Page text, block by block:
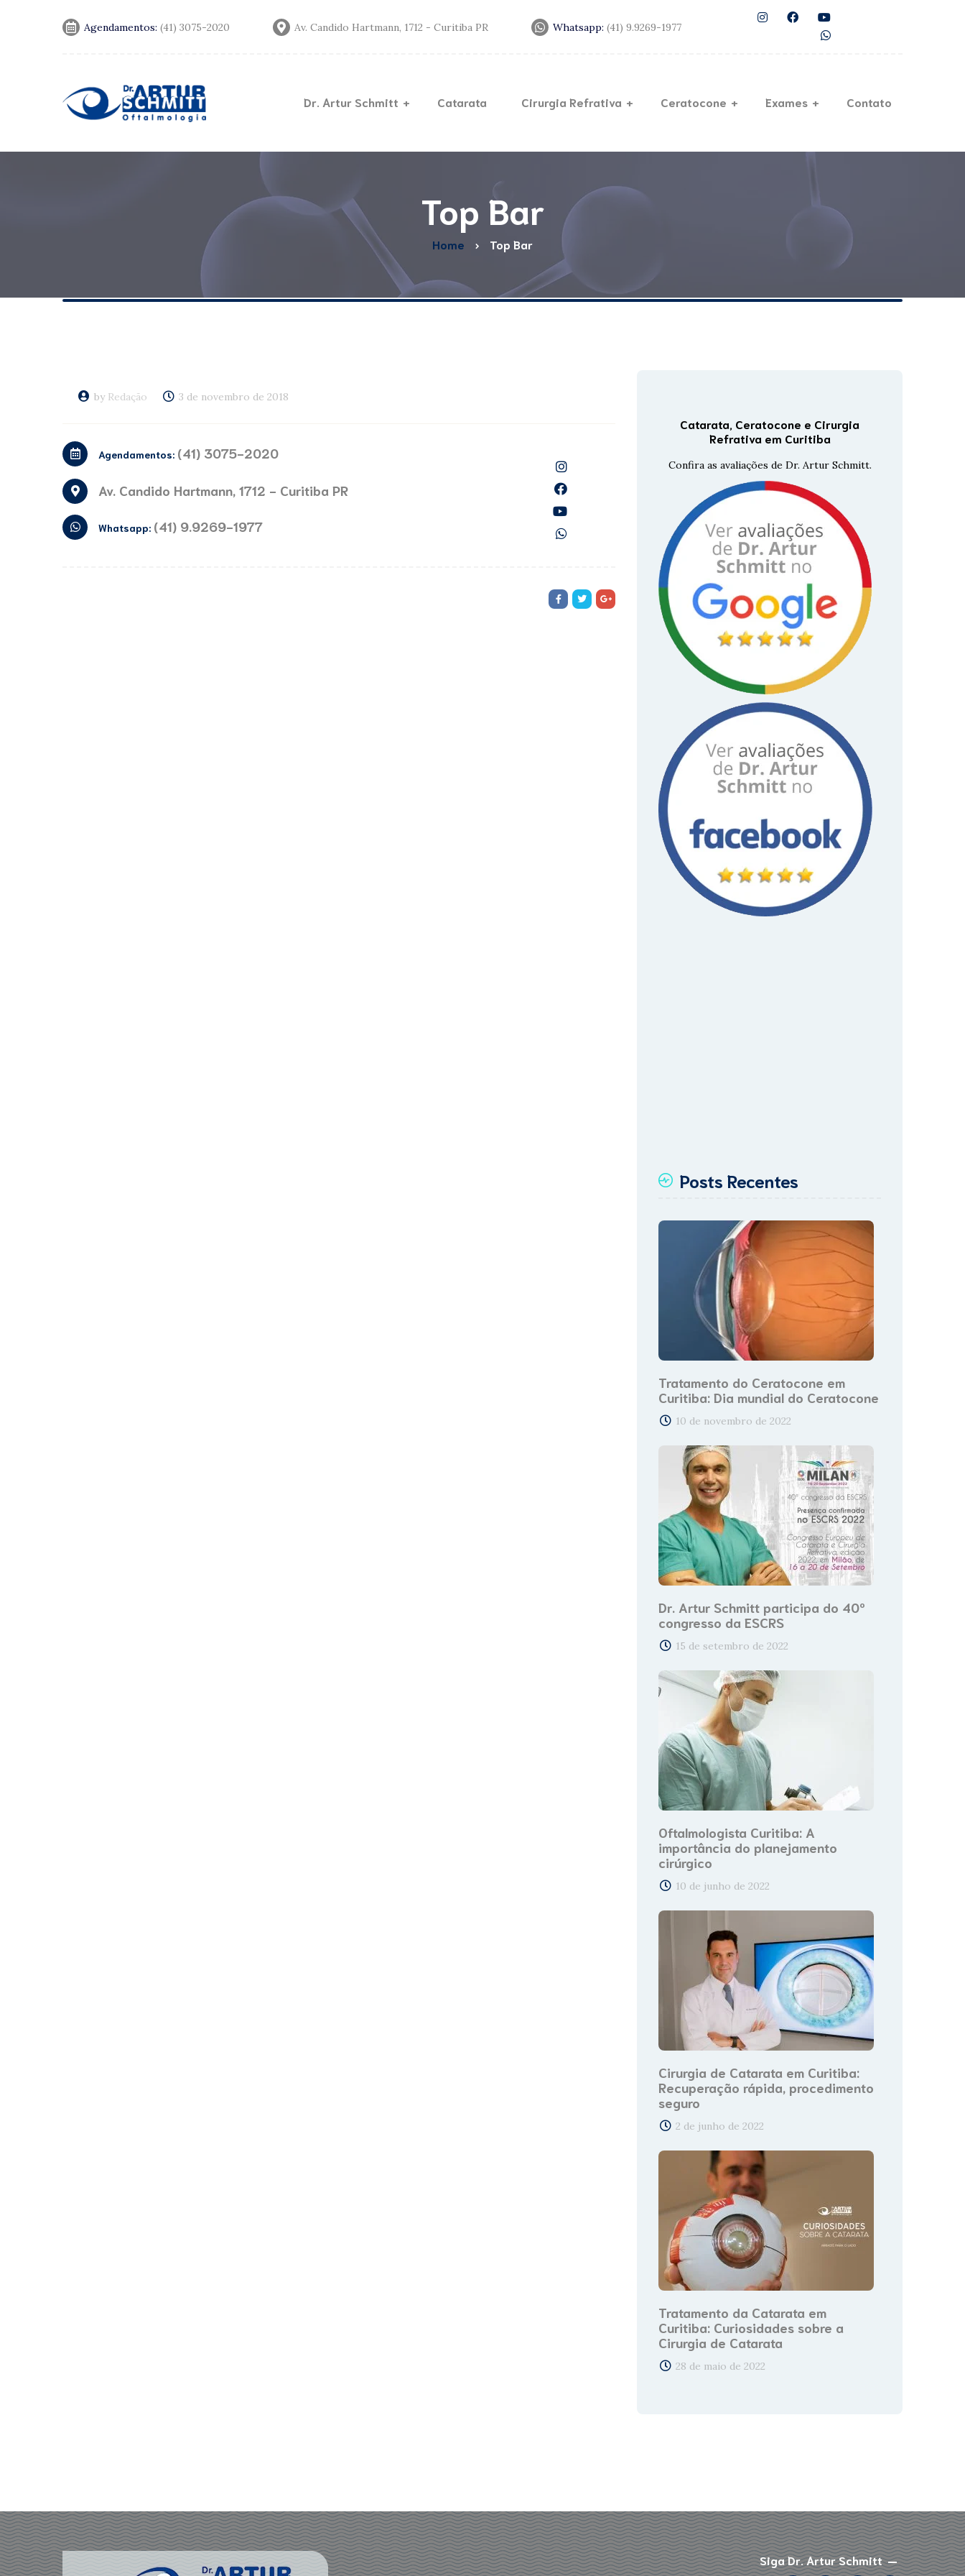
Agendamentos: (41) 3075-2020 Av. Candido Hartmann, 1712 - Curitiba PR Whatsapp: (41) 9.9269-1977
Dr. Artur Schmitt
Notícias
Catarata Cirurgia Refrativa
Miopia
Ceratocone
Ceratocone
Exames
Mapeamento De Retina
Paquimetria Ocular
Topografia De Córnea
Contato
Top Bar
Home Top Bar
by Redação 3 de novembro de 2018
Agendamentos: (41) 3075-2020
Av. Candido Hartmann, 1712 - Curitiba PR
Whatsapp: (41) 9.9269-1977
Catarata, Ceratocone e Cirurgia
Refrativa em Curitiba
Confira as avaliações de Dr. Artur Schmitt.
Posts Recentes
Tratamento do Ceratocone em
Curitiba: Dia mundial do Ceratocone
10 de novembro de 2022
Dr. Artur Schmitt participa do 40º
congresso da ESCRS
15 de setembro de 2022
Oftalmologista Curitiba: A
importância do planejamento
cirúrgico
10 de junho de 2022
Cirurgia de Catarata em Curitiba:
Recuperação rápida, procedimento
seguro
2 de junho de 2022
Tratamento da Catarata em
Curitiba: Curiosidades sobre a
Cirurgia de Catarata
28 de maio de 2022
Siga Dr. Artur Schmitt